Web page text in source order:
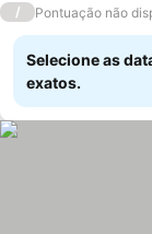
/ Pontuação não
Selecione as
exatos.